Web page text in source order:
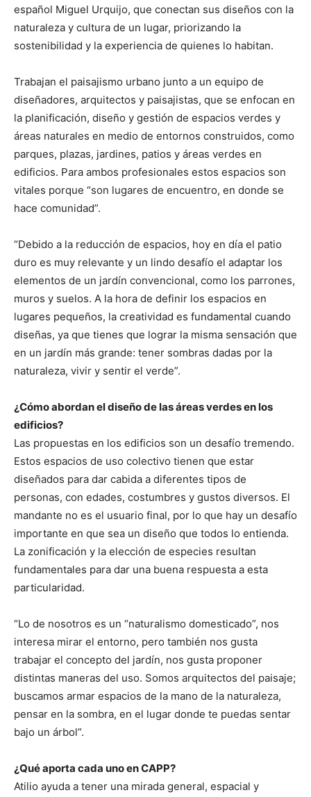
español Miguel Urquijo, que conectan sus diseños con la
naturaleza y cultura de un lugar, priorizando la
sostenibilidad y la experiencia de quienes lo habitan.
Trabajan el paisajismo urbano junto a un equipo de
diseñadores, arquitectos y paisajistas, que se enfocan en
la planificación, diseño y gestión de espacios verdes y
áreas naturales en medio de entornos construidos, como
parques, plazas, jardines, patios y áreas verdes en
edificios. Para ambos profesionales estos espacios son
vitales porque “son lugares de encuentro, en donde se
hace comunidad”.
“Debido a la reducción de espacios, hoy en día el patio
duro es muy relevante y un lindo desafío el adaptar los
elementos de un jardín convencional, como los parrones,
muros y suelos. A la hora de definir los espacios en
lugares pequeños, la creatividad es fundamental cuando
diseñas, ya que tienes que lograr la misma sensación que
en un jardín más grande: tener sombras dadas por la
naturaleza, vivir y sentir el verde”.
¿Cómo abordan el diseño de las áreas verdes en los
edificios?
Las propuestas en los edificios son un desafío tremendo.
Estos espacios de uso colectivo tienen que estar
diseñados para dar cabida a diferentes tipos de
personas, con edades, costumbres y gustos diversos. El
mandante no es el usuario final, por lo que hay un desafío
importante en que sea un diseño que todos lo entienda.
La zonificación y la elección de especies resultan
fundamentales para dar una buena respuesta a esta
particularidad.
“Lo de nosotros es un “naturalismo domesticado”, nos
interesa mirar el entorno, pero también nos gusta
trabajar el concepto del jardín, nos gusta proponer
distintas maneras del uso. Somos arquitectos del paisaje;
buscamos armar espacios de la mano de la naturaleza,
pensar en la sombra, en el lugar donde te puedas sentar
bajo un árbol”.
¿Qué aporta cada uno en CAPP?
Atilio ayuda a tener una mirada general, espacial y